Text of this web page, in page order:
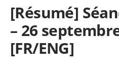
[Résumé]
– 26
[FR/ENG]